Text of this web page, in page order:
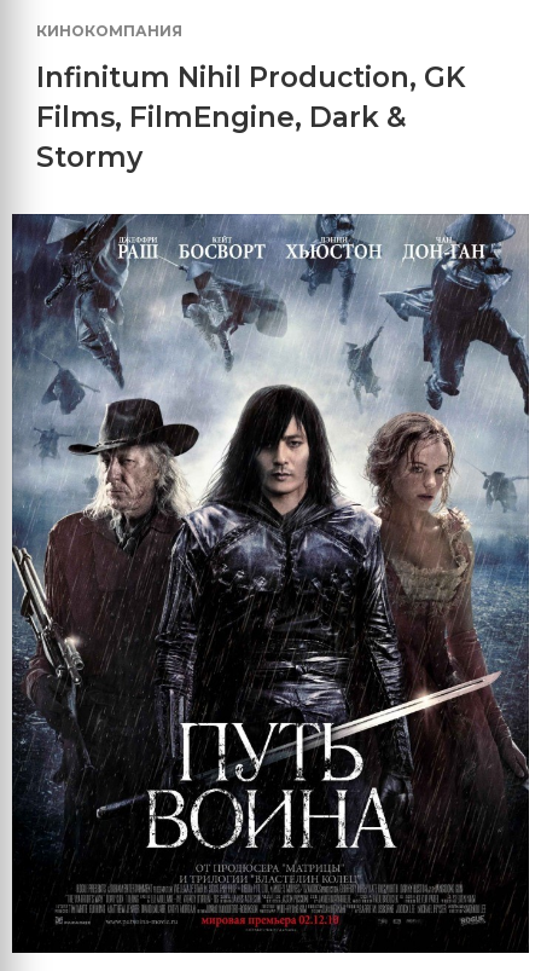
КИНОКОМПАНИЯ
Infinitum Nihil Production, GK
Films, FilmEngine, Dark &
Stormy